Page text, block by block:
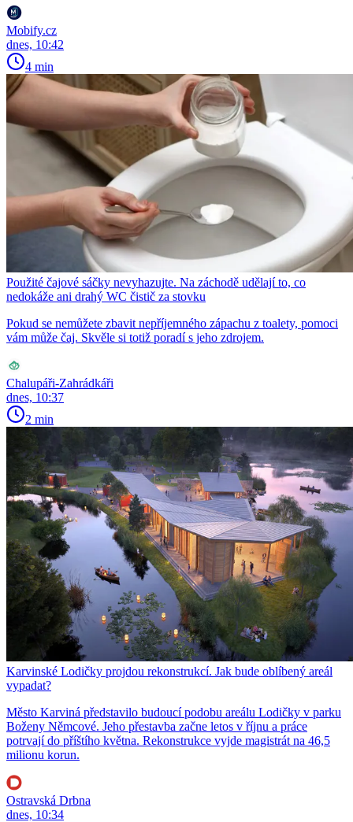
Mobify.cz
dnes, 10:42
4 min
Použité čajové sáčky nevyhazujte. Na záchodě udělají to, co
nedokáže ani drahý WC čistič za stovku
Pokud se nemůžete zbavit nepříjemného zápachu z toalety, pomoci
vám může čaj. Skvěle si totiž poradí s jeho zdrojem.
Chalupáři-Zahrádkáři
dnes, 10:37
2 min
Karvinské Lodičky projdou rekonstrukcí. Jak bude oblíbený areál
vypadat?
Město Karviná představilo budoucí podobu areálu Lodičky v parku
Boženy Němcové. Jeho přestavba začne letos v říjnu a práce
potrvají do příštího května. Rekonstrukce vyjde magistrát na 46,5
milionu korun.
Ostravská Drbna
dnes, 10:34